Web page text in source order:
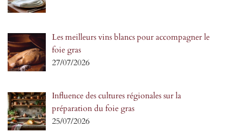
Les meilleurs vins blancs pour accompagner le
foie gras
27/07/2026
Influence des cultures régionales sur la
préparation du foie gras
25/07/2026